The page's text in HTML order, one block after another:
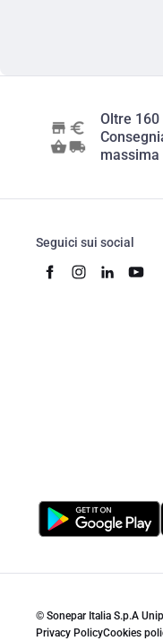
Oltre
Seguici sui social
© Sonepar Italia S.p.A
Privacy PolicyCookies